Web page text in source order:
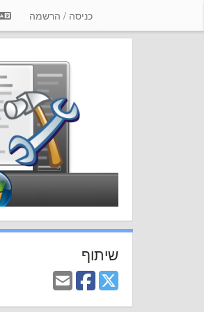
כניסה / הרשמה
שיתוף